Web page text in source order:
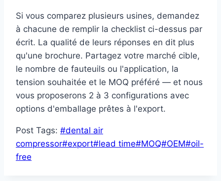
Si vous comparez plusieurs usines, demandez
à chacune de remplir la checklist ci-dessus par
écrit. La qualité de leurs réponses en dit plus
qu'une brochure. Partagez votre marché cible,
le nombre de fauteuils ou l'application, la
tension souhaitée et le MOQ préféré — et nous
vous proposerons 2 à 3 configurations avec
options d'emballage prêtes à l'export.
Post Tags: #dental air
compressor#export#lead time#MOQ#OEM#oil-
free